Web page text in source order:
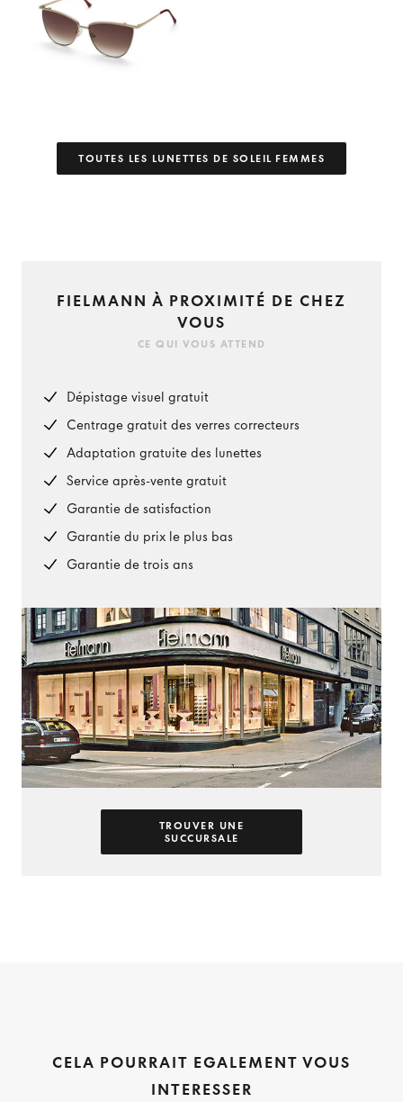
TOUTES LES LUNETTES DE SOLEIL FEMMES
FIELMANN À PROXIMITÉ DE CHEZ
VOUS
CE QUI VOUS ATTEND
Dépistage visuel gratuit
Centrage gratuit des verres correcteurs
Adaptation gratuite des lunettes
Service après-vente gratuit
Garantie de satisfaction
Garantie du prix le plus bas
Garantie de trois ans
TROUVER UNE
SUCCURSALE
CELA POURRAIT EGALEMENT VOUS
INTERESSER